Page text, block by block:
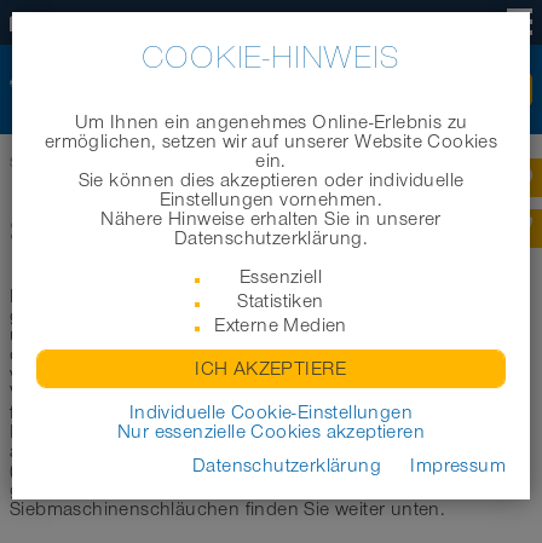
Startseite Branchenbereiche |
SCHLÄUCHE FÜR SIEBMASCHINEN
In diesem Bereich möchten wir Sie bei der Auswahl des
geeigneten Schlauchs zum Einsatz in Siebmaschinen
unterstützen. Im Folgenden haben wir eine erste Auswahl
der geeignetsten Schläuche für die Verwendung in
verschiedenen Siebmaschinen wie zum Beispiel
Vibrationssiebmaschinen, Taumelsiebmaschinen, Plansichter
für Sie zusammengestellt. Je nach Produkttyp sind unsere
Polyurethanschläuche für Siebmaschinen entweder
antistatisch (AS), lebensmittelecht (FOOD) oder beides
(FOOD-AS) und sind entsprechend im Produktnamen
gekennzeichnet. Weitere wichtige Informationen zu
Siebmaschinenschläuchen finden Sie weiter unten.
COOKIE-HINWEIS
Um Ihnen ein angenehmes Online-Erlebnis zu
ermöglichen, setzen wir auf unserer Website Cookies
ein.
Sie können dies akzeptieren oder individuelle
Einstellungen vornehmen.
Nähere Hinweise erhalten Sie in unserer
Datenschutzerklärung.
Essenziell
Statistiken
Externe Medien
ICH AKZEPTIERE
Individuelle Cookie-Einstellungen
Nur essenzielle Cookies akzeptieren
Datenschutzerklärung
Impressum